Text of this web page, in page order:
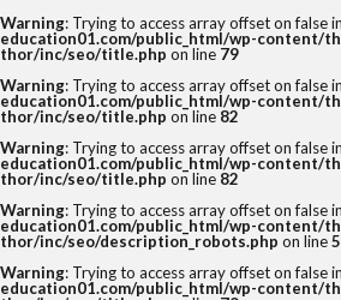
Warning: Trying to access array offset on false in
education01.com/public_html/wp-content/
thor/inc/seo/title.php on line 79
Warning: Trying to access array offset on false in
education01.com/public_html/wp-content/
thor/inc/seo/title.php on line 82
Warning: Trying to access array offset on false in
education01.com/public_html/wp-content/
thor/inc/seo/title.php on line 82
Warning: Trying to access array offset on false in
education01.com/public_html/wp-content/
thor/inc/seo/description_robots.php on line
Warning: Trying to access array offset on false in
education01.com/public_html/wp-content/